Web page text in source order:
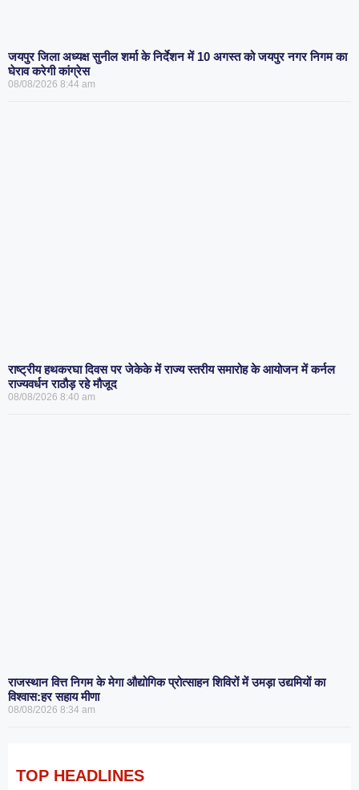
जयपुर जिला अध्यक्ष सुनील शर्मा के निर्देशन में 10 अगस्त को जयपुर नगर निगम का
घेराव करेगी कांग्रेस
08/08/2026 8:44 am
राष्ट्रीय हथकरघा दिवस पर जेकेके में राज्य स्तरीय समारोह के आयोजन में कर्नल
राज्यवर्धन राठौड़ रहे मौजूद
08/08/2026 8:40 am
राजस्थान वित्त निगम के मेगा औद्योगिक प्रोत्साहन शिविरों में उमड़ा उद्यमियों का
विश्वास:हर सहाय मीणा
08/08/2026 8:34 am
TOP HEADLINES